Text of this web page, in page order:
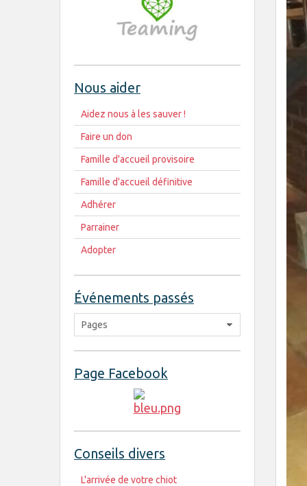
Nous aider
Aidez nous à les sauver !
Faire un don
Famille d'accueil provisoire
Famille d'accueil définitive
Adhérer
Parrainer
Adopter
Événements passés
Page Facebook
Conseils divers
L'arrivée de votre chiot